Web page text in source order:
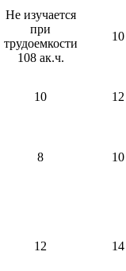
Не изучается
при
трудоемкости
108 ак.ч.
10
10 12
8 10
12 14